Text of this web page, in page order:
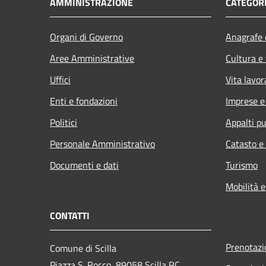
Organi di Governo
Aree Amministrative
Uffici
Enti e fondazioni
Politici
Personale Amministrativo
Documenti e dati
Cultura
Vita
Imprese
Appalti
Catasto
Turismo
Mobilità
CONTATTI
Comune di Scilla